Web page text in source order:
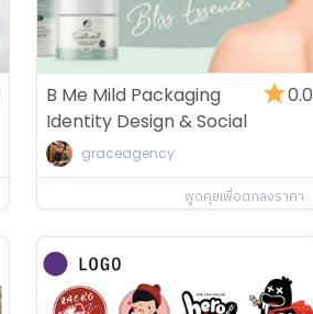
B Me Mild Packaging
Identity Design & Social
Set graceagency
0.0
พูดคุยเพื่อตกลงราคา